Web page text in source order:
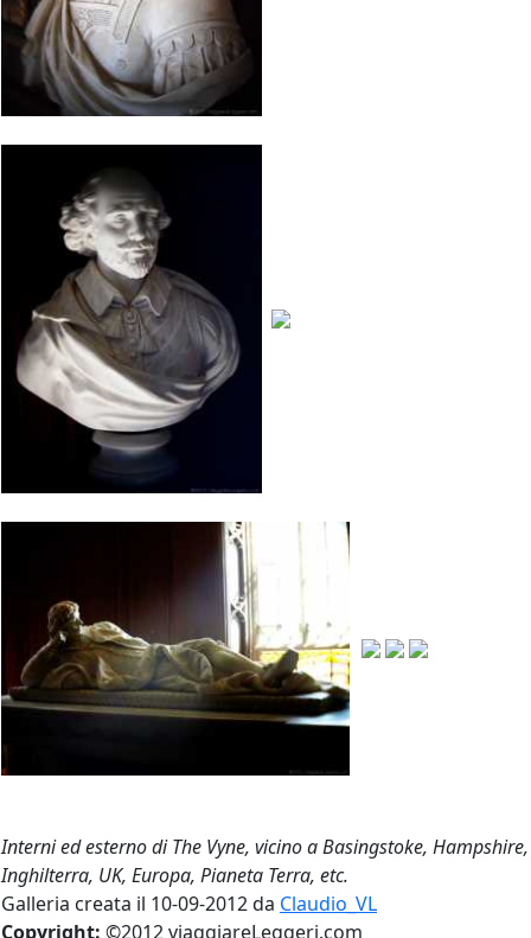
Interni ed esterno di The Vyne, vicino a Basingstoke, Hampshire,
Inghilterra, UK, Europa, Pianeta Terra, etc.
Galleria creata il 10-09-2012 da Claudio_VL
Copyright: ©2012 viaggiareLeggeri.com